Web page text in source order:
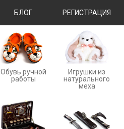
БЛОГ РЕГИСТРАЦИЯ
Обувь ручной
работы
Игрушки из
натурального
меха